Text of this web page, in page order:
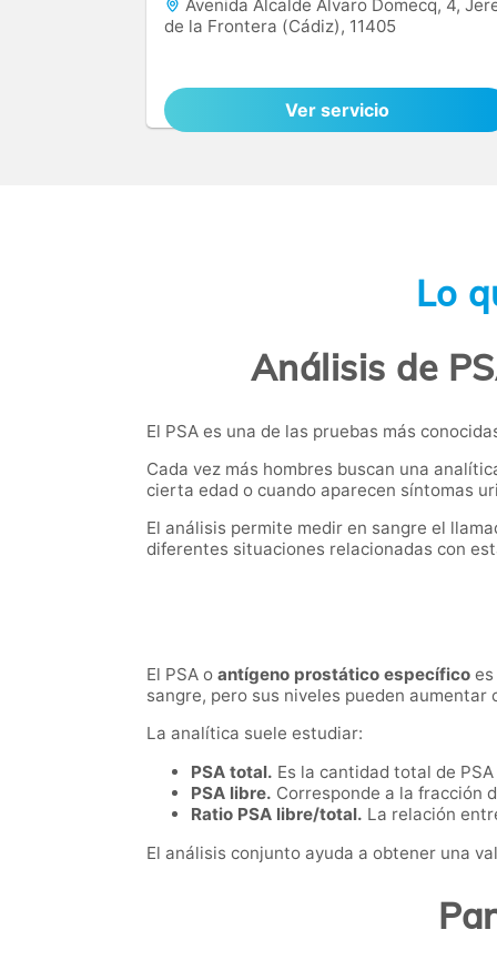
Avenida Alcalde Álvaro Domecq, 4,
de la Frontera (Cádiz), 11405
Ver servicio
Lo
Análisis de
El PSA es una de las pruebas más
Cada vez más hombres buscan una
cierta edad o cuando aparecen síntomas
El análisis permite medir en sangre el
diferentes situaciones relacionadas con
El PSA o antígeno prostático específico
sangre, pero sus niveles pueden
La analítica suele estudiar:
PSA total. Es la cantidad total de
PSA libre. Corresponde a la fracción
Ratio PSA libre/total. La relación
El análisis conjunto ayuda a obtener una